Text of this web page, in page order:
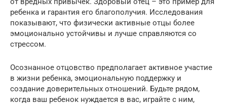
ребенка и гарантия его благополучия. Исследования
показывают, что физически активные отцы более
эмоционально устойчивы и лучше справляются со
стрессом.
Осознанное отцовство предполагает активное участие
в жизни ребенка, эмоциональную поддержку и
создание доверительных отношений. Будьте рядом,
когда ваш ребенок нуждается в вас, играйте с ним,